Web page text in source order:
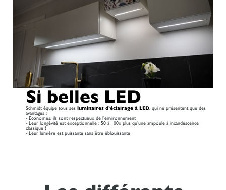
Si belles LED
Schmidt équipe tous ses luminaires d’éclairage à LED , qui ne présentent que des
avantages :
- Economes, ils sont respectueux de l’environnement
- Leur longévité est exceptionnelle : 50 à 100x plus qu’une ampoule à incandescence
classique !
- Leur lumière est puissante sans être éblouissante